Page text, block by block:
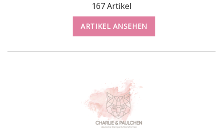
167 Artikel
ARTIKEL ANSEHEN